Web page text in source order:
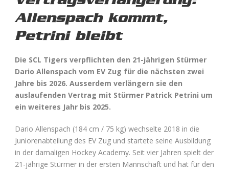
Allenspach kommt,
Petrini bleibt
Die SCL Tigers verpflichten den 21-jährigen Stürmer
Dario Allenspach vom EV Zug für die nächsten zwei
Jahre bis 2026. Ausserdem verlängern sie den
auslaufenden Vertrag mit Stürmer Patrick Petrini um
ein weiteres Jahr bis 2025.
Dario Allenspach (184 cm / 75 kg) wechselte 2018 in die
Juniorenabteilung des EV Zug und startete seine Ausbildung
in der damaligen Hockey Academy. Seit vier Jahren spielt der
21-jährige Stürmer in der ersten Mannschaft und hat für den